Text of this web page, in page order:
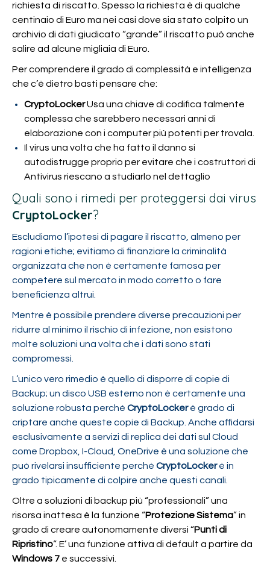
richiesta di riscatto. Spesso la richiesta è di qualche
centinaio di Euro ma nei casi dove sia stato colpito un
archivio di dati giudicato “grande” il riscatto può anche
salire ad alcune migliaia di Euro.
Per comprendere il grado di complessità e intelligenza
che c’è dietro basti pensare che:
CryptoLockerUsa una chiave di codifica talmente
complessa che sarebbero necessari anni di
elaborazione con i computer più potenti per trovala.
Il virus una volta che ha fatto il danno si
autodistrugge proprio per evitare che i costruttori di
Antivirus riescano a studiarlo nel dettaglio
Quali sono i rimedi per proteggersi dai virus
CryptoLocker?
Escludiamo l’ipotesi di pagare il riscatto, almeno per
ragioni etiche; evitiamo di finanziare la criminalità
organizzata che non è certamente famosa per
competere sul mercato in modo corretto o fare
beneficienza altrui.
Mentre è possibile prendere diverse precauzioni per
ridurre al minimo il rischio di infezione, non esistono
molte soluzioni una volta che i dati sono stati
compromessi.
L’unico vero rimedio è quello di disporre di copie di
Backup; un disco USB esterno non è certamente una
soluzione robusta perché CryptoLockerè grado di
criptare anche queste copie di Backup. Anche affidarsi
esclusivamente a servizi di replica dei dati sul Cloud
come Dropbox, I-Cloud, OneDrive è una soluzione che
può rivelarsi insufficiente perché CryptoLockerè in
grado tipicamente di colpire anche questi canali.
Oltre a soluzioni di backup più “professionali” una
risorsa inattesa è la funzione “Protezione Sistema” in
grado di creare autonomamente diversi “Punti di
Ripristino“. E’ una funzione attiva di default a partire da
Windows 7 e successivi.